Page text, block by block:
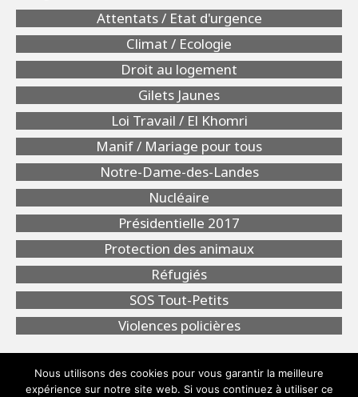
Attentats / Etat d'urgence
Climat / Ecologie
Droit au logement
Gilets Jaunes
Loi Travail / El Khomri
Manif / Mariage pour tous
Notre-Dame-des-Landes
Nucléaire
Présidentielle 2017
Protection des animaux
Réfugiés
SOS Tout-Petits
Violences policières
Nous utilisons des cookies pour vous garantir la meilleure
expérience sur notre site web. Si vous continuez à utiliser ce